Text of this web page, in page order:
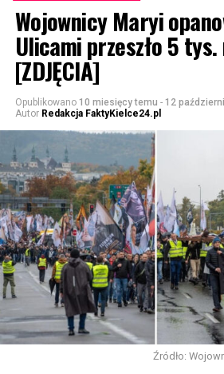
Wojownicy Maryi
Ulicami przeszło 5 tys.
[ZDJĘCIA]
Opublikowano 10 miesięcy temu - 12
Autor Redakcja FaktyKielce24.pl
Źródło: